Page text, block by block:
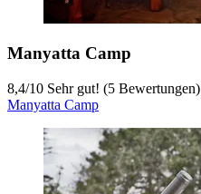
Manyatta Camp
8,4/10 Sehr gut! (5 Bewertungen)
Manyatta Camp